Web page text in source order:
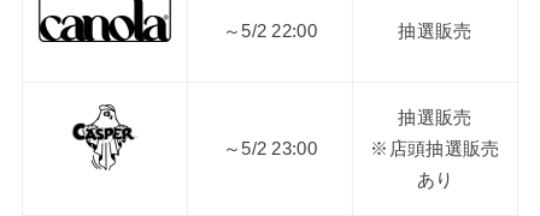
～5/2 22:00 抽選販売
～5/2 23:00
抽選販売
※店頭抽選販売
あり